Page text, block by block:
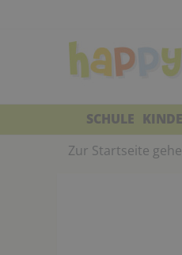
SCHULE
Zur Startseite